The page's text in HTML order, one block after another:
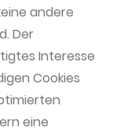
andere
Der
Interesse
Cookies
eine